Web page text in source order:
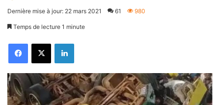
Dernière mise à jour: 22 mars 2021 61 980
Temps de lecture 1 minute
FacebookX Linkedin